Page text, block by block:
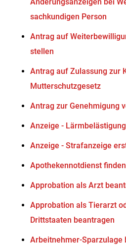
sachkundigen Person
Antrag auf
stellen
Antrag auf Zulassung zur
Mutterschutzgesetz
Antrag zur Genehmigung
Anzeige -
Anzeige - Strafanzeige
Apothekennotdienst finden
Approbation als Arzt
Approbation als Tierarzt
Drittstaaten beantragen
Arbeitnehmer-Sparzulage